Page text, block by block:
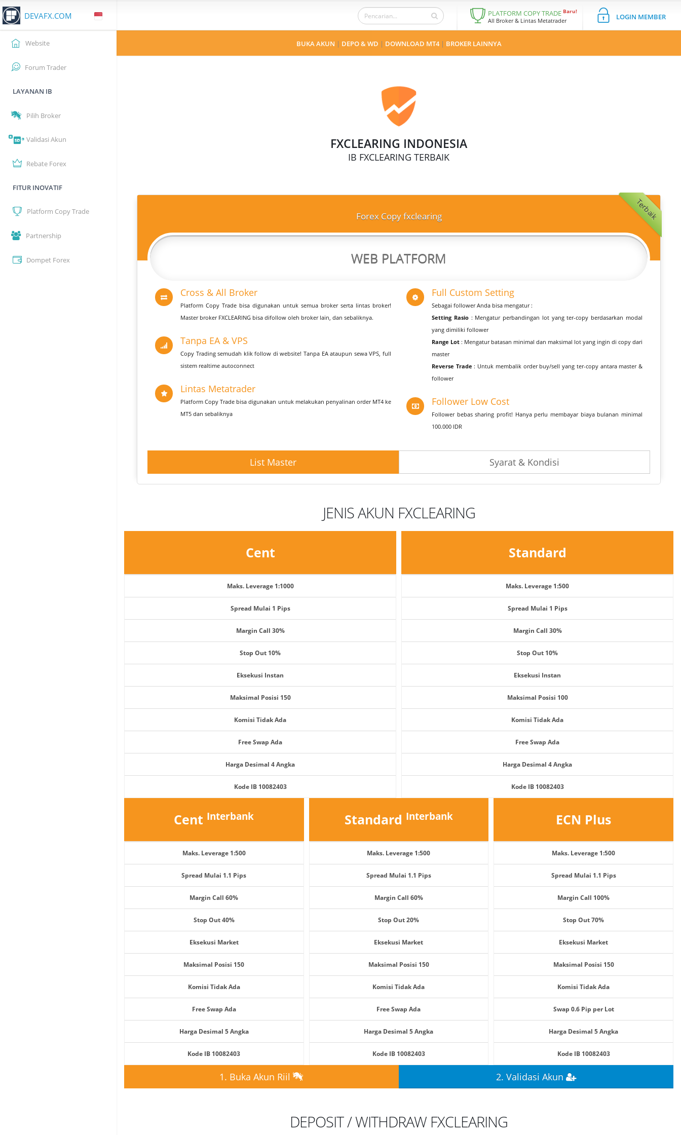
PLATFORM COPY TRADE Baru!
All Broker & Lintas Metatrader LOGIN MEMBER
DEVAFX.COM
Website
Forum Trader
LAYANAN IB
Pilih Broker
Validasi Akun
Rebate Forex
FITUR INOVATIF
Platform Copy Trade
Partnership
Dompet Forex
BUKA AKUN | DEPO & WD | DOWNLOAD MT4| BROKER LAINNYA
FXCLEARING INDONESIA
IB FXCLEARING TERBAIK
Terbaik
Forex Copy fxclearing
WEB PLATFORM
Cross & All Broker
Platform Copy Trade bisa digunakan untuk semua broker serta lintas broker!
Master broker FXCLEARING bisa difollow oleh broker lain, dan sebaliknya.
Tanpa EA & VPS
Copy Trading semudah klik follow di website! Tanpa EA ataupun sewa VPS, full
sistem realtime autoconnect
Lintas Metatrader
Platform Copy Trade bisa digunakan untuk melakukan penyalinan order MT4 ke
MT5 dan sebaliknya
Full Custom Setting
Sebagai follower Anda bisa mengatur :
Setting Rasio: Mengatur perbandingan lot yang ter-copy berdasarkan modal
yang dimiliki follower
Range Lot : Mengatur batasan minimal dan maksimal lot yang ingin di copy dari
master
Reverse Trade : Untuk membalik order buy/sell yang ter-copy antara master &
follower
Follower Low Cost
Follower bebas sharing profit! Hanya perlu membayar biaya bulanan minimal
100.000 IDR
List Master Syarat & Kondisi
JENIS AKUN FXCLEARING
Cent
Maks. Leverage 1:1000
Spread Mulai 1 Pips
Margin Call 30%
Stop Out 10%
Eksekusi Instan
Maksimal Posisi 150
Komisi Tidak Ada
Free Swap Ada
Harga Desimal 4 Angka
Kode IB 10082403
Standard
Maks. Leverage 1:500
Spread Mulai 1 Pips
Margin Call 30%
Stop Out 10%
Eksekusi Instan
Maksimal Posisi 100
Komisi Tidak Ada
Free Swap Ada
Harga Desimal 4 Angka
Kode IB 10082403
Cent Interbank
Maks. Leverage 1:500
Spread Mulai 1.1 Pips
Margin Call 60%
Stop Out 40%
Eksekusi Market
Maksimal Posisi 150
Komisi Tidak Ada
Free Swap Ada
Harga Desimal 5 Angka
Kode IB 10082403
Standard Interbank
Maks. Leverage 1:500
Spread Mulai 1.1 Pips
Margin Call 60%
Stop Out 20%
Eksekusi Market
Maksimal Posisi 150
Komisi Tidak Ada
Free Swap Ada
Harga Desimal 5 Angka
Kode IB 10082403
ECN Plus
Maks. Leverage 1:500
Spread Mulai 1.1 Pips
Margin Call 100%
Stop Out 70%
Eksekusi Market
Maksimal Posisi 150
Komisi Tidak Ada
Swap 0.6 Pip per Lot
Harga Desimal 5 Angka
Kode IB 10082403
1. Buka Akun Riil 2. Validasi Akun
DEPOSIT / WITHDRAW FXCLEARING